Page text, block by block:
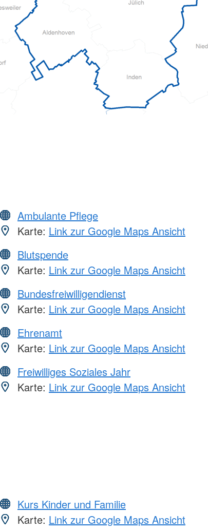
Ambulante Pflege
Karte: Link zur Google Maps Ansicht
Blutspende
Karte: Link zur Google Maps Ansicht
Bundesfreiwilligendienst
Karte: Link zur Google Maps Ansicht
Ehrenamt
Karte: Link zur Google Maps Ansicht
Freiwilliges Soziales Jahr
Karte: Link zur Google Maps Ansicht
Kurs Kinder und Familie
Karte: Link zur Google Maps Ansicht